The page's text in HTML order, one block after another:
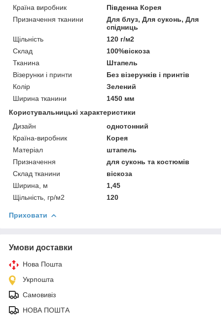
Країна виробник
Південна Корея
Призначення тканини
Для блуз, Для суконь, Для
спідниць
Щільність
120 г/м2
Склад
100%віскоза
Тканина
Штапель
Візерунки і принти
Без візерунків і принтів
Колір
Зелений
Ширина тканини
1450 мм
Користувальницькі характеристики
Дизайн
однотонний
Країна-виробник
Корея
Матеріал
штапель
Призначення
для суконь та костюмів
Склад тканини
віскоза
Ширина, м
1,45
Щільність, гр/м2
120
Приховати
Умови доставки
Нова Пошта
Укрпошта
Самовивіз
НОВА ПОШТА